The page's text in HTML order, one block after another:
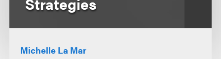
Michelle La Mar